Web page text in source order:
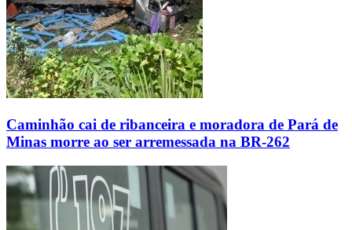
Caminhão cai de ribanceira e moradora de Pará de
Minas morre ao ser arremessada na BR-262